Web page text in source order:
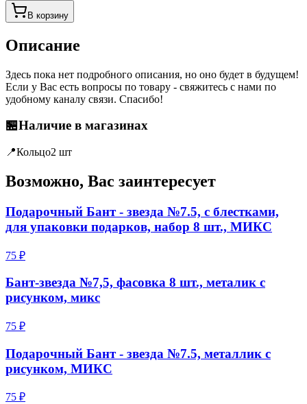
В корзину
Описание
Здесь пока нет подробного описания, но оно будет в будущем!
Если у Вас есть вопросы по товару - свяжитесь с нами по
удобному каналу связи. Спасибо!
🏪Наличие в магазинах
📍Кольцо2 шт
Возможно, Вас заинтересует
Подарочный Бант - звезда №7.5, с блестками,
для упаковки подарков, набор 8 шт., МИКС
75 ₽
Бант-звезда №7,5, фасовка 8 шт., металик с
рисунком, микс
75 ₽
Подарочный Бант - звезда №7.5, металлик с
рисунком, МИКС
75 ₽